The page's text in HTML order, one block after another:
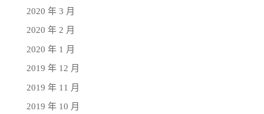
2020 年 3 月
2020 年 2 月
2020 年 1 月
2019 年 12 月
2019 年 11 月
2019 年 10 月